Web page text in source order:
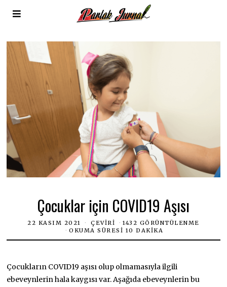
Çocuklar için COVID19 Aşısı
22 KASIM 2021 ÇEVIRI
1432 GÖRÜNTÜLENME
OKUMA SÜRESI 10 DAKIKA
Çocukların COVID19 aşısı olup olmamasıyla ilgili
ebeveynlerin hala kaygısı var. Aşağıda ebeveynlerin bu